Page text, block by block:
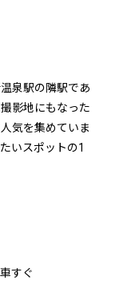
泉駅の隣駅であ
影地にもなった
気を集めていま
いスポットの1
すぐ